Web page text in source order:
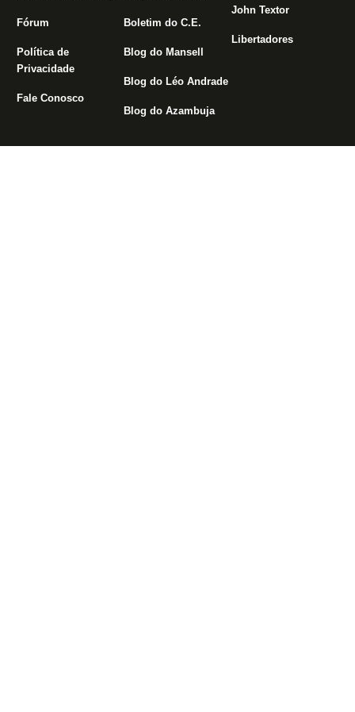
Fórum
Política de
Privacidade
Fale Conosco
Boletim do C.E.
Blog do Mansell
Blog do Léo Andrade
Blog do Azambuja
John Textor
Libertadores